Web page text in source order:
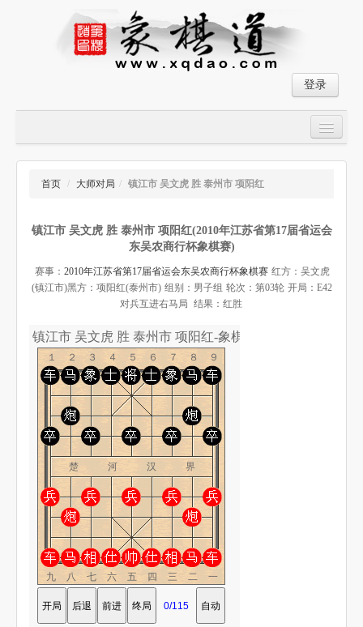
登录
大师对局
象棋棋谱
残局破解
首页 / 大师对局 / 镇江市 吴文虎 胜 泰州市 项阳红
镇江市 吴文虎 胜 泰州市 项阳红(2010年江苏省第17届省运会
东吴农商行杯象棋赛)
赛事： 2010年江苏省第17届省运会东吴农商行杯象棋赛 红方：吴文虎
(镇江市)黑方：项阳红(泰州市) 组别：男子组 轮次：第03轮 开局：E42
对兵互进右马局 结果：红胜
镇江市 吴文虎 胜 泰州市 项阳红-象棋道
１２３４５６７８９
楚 河 汉 界
九八七六五四三二一